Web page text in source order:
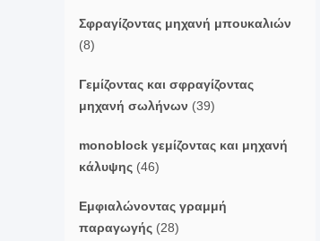
Σφραγίζοντας μηχανή μπουκαλιών
(8)
Γεμίζοντας και σφραγίζοντας
μηχανή σωλήνων (39)
monoblock γεμίζοντας και μηχανή
κάλυψης (46)
Εμφιαλώνοντας γραμμή
παραγωγής (28)